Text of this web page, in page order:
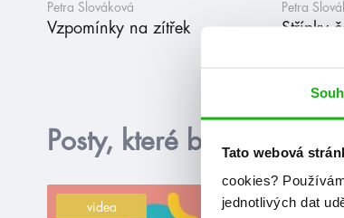
Tato webová
cookies?
jednotlivých dat
Petra Slováková
Vzpomínky na zítřek
Petra
Střípky
Posty, které by tě mohly
videa